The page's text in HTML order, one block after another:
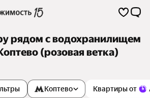
рядом с водохранилищем
(розовая ветка)
Квартиры от
Коптево